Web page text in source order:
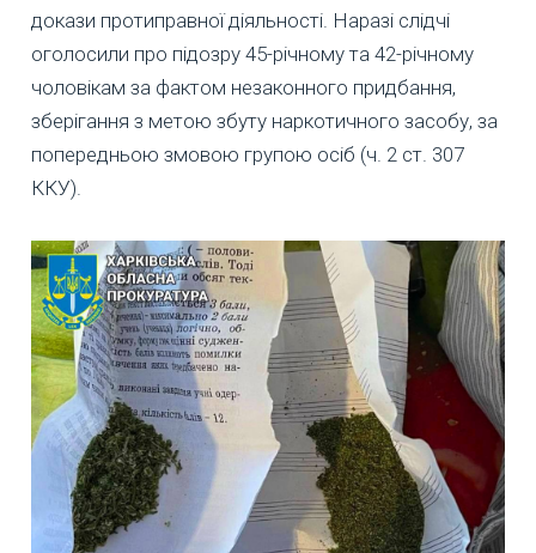
докази протиправної діяльності. Наразі слідчі
оголосили про підозру 45-річному та 42-річному
чоловікам за фактом незаконного придбання,
зберігання з метою збуту наркотичного засобу, за
попередньою змовою групою осіб (ч. 2 ст. 307
ККУ).